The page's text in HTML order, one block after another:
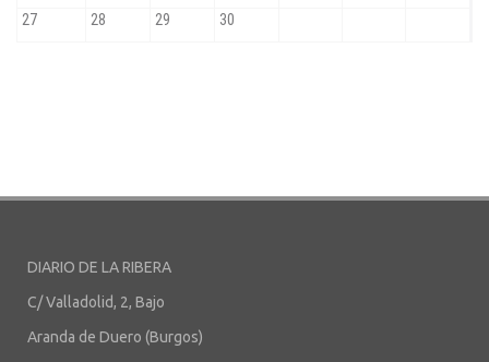
DIARIO DE LA RIBERA
C/ Valladolid, 2, Bajo
Aranda de Duero (Burgos)